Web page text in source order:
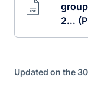
2...
Updated on the